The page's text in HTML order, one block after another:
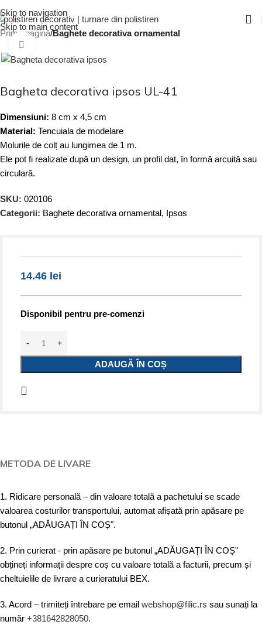
Skip to navigation
Skip to main content
Prima pagină Baghete decorativa ornamental
Bagheta decorativa ipsos UL-41
Dimensiuni: 8 cm x 4,5 cm
Material: Tencuiala de modelare
Molurile de colț au lungimea de 1 m.
Ele pot fi realizate după un design, un profil dat, în formă arcuită sau
circulară.
SKU: 020106
Categorii: Baghete decorativa ornamental, Ipsos
14.46 lei
Disponibil pentru pre-comenzi
ADAUGĂ ÎN COȘ
METODA DE LIVARE
1. Ridicare personală – din valoare totală a pachetului se scade
valoarea costurilor transportului, automat afișată prin apăsare pe
butonul „ADĂUGAȚI ÎN COȘ".
2. Prin curierat - prin apăsare pe butonul „ADĂUGAȚI ÎN COȘ"
obțineți informații despre coș cu valoare totală a facturii, precum și
cheltuielile de livrare a curieratului BEX.
3. Acord – trimiteți întrebare pe email webshop@filic.rs sau sunați la
număr +381642828050.